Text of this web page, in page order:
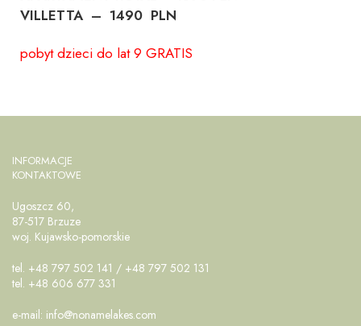
VILLETTA – 1490 PLN
pobyt dzieci do lat 9 GRATIS
INFORMACJE
KONTAKTOWE
Ugoszcz 60,
87-517 Brzuze
woj. Kujawsko-pomorskie
tel. +48 797 502 141 / +48 797 502 131
tel. +48 606 677 331
e-mail: info@nonamelakes.com